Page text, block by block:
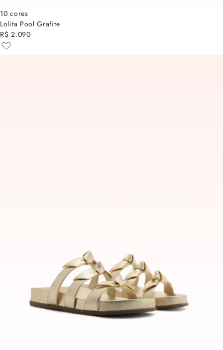
10 cores
Lolita Pool Grafite
R$ 2.090